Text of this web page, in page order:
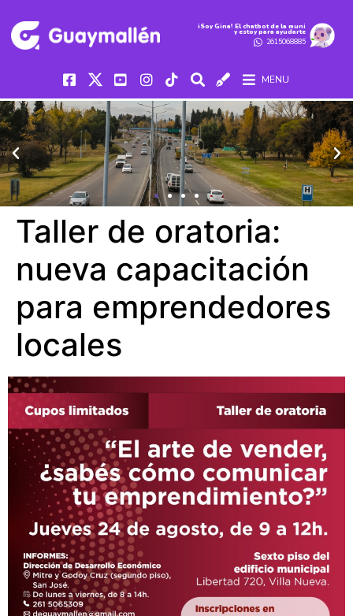
iSoy Gina! El chatbot de la muni
y estoy para ayudarte
2615068885
MENU
Taller de oratoria:
nueva capacitación
para emprendedores
locales